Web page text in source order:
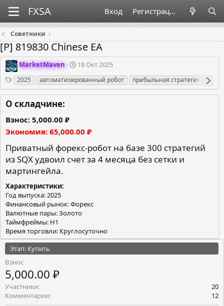
Вход Регистрация
Советники
[Р] 819830 Chinese EA
О
г
а
н
и
з
т
о
MarketMaven
Д
т
а
а
н
я
18 Окт 2025
Теги
2025 автоматизированный робот прибыльная стратегия
О складчине:
Взнос 5,000.00 ₽
Экономия 65,000.00 ₽
Приватный форекс-робот на базе 300 стратегий
из SQX удвоил счет за 4 месяца без сетки и
мартингейла.
Характеристики
Год выпуска: 2025
Финансовый рынок: Форекс
Валютные пары: Золото
Таймфреймы: H1
Время торговли: Круглосуточно
Этап: Купить
Взнос
5,000.00 ₽
Участники
20
Комментарии
12